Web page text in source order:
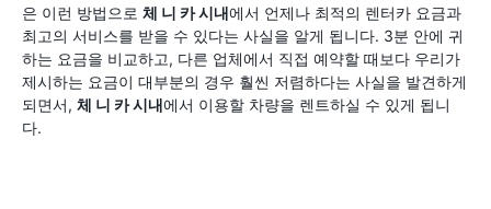
은 이런 방법으로 체 니 카 시내에서 언제나 최적의 렌터카 요금과
최고의 서비스를 받을 수 있다는 사실을 알게 됩니다. 3분 안에 귀
하는 요금을 비교하고, 다른 업체에서 직접 예약할 때보다 우리가
제시하는 요금이 대부분의 경우 훨씬 저렴하다는 사실을 발견하게
되면서, 체 니 카 시내에서 이용할 차량을 렌트하실 수 있게 됩니
다.